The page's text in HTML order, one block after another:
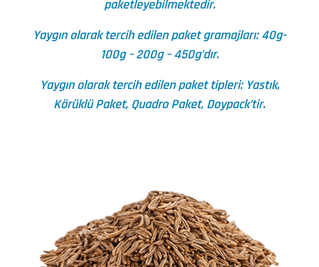
paketleyebilmektedir.
Yaygın olarak tercih edilen paket gramajları: 40g-
100g – 200g – 450g’dır.
Yaygın olarak tercih edilen paket tipleri: Yastık,
Körüklü Paket, Quadro Paket, Doypack’tir.